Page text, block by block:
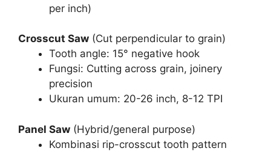
per inch)
Crosscut Saw (Cut perpendicular to grain)
Tooth angle: 15° negative hook
Fungsi: Cutting across grain, joinery
precision
Ukuran umum: 20-26 inch, 8-12 TPI
Panel Saw (Hybrid/general purpose)
Kombinasi rip-crosscut tooth pattern